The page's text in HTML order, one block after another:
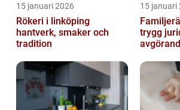
15 januari 2026
Rökeri i linköping
hantverk, smaker och
tradition
15 januari
trygg